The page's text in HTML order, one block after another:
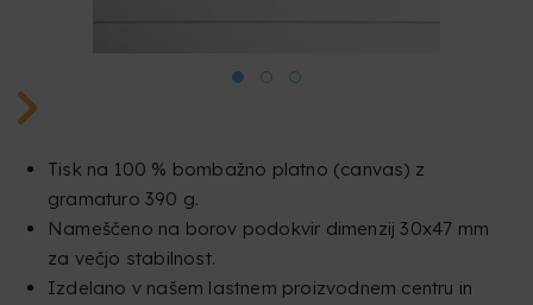
Tisk na 100 % bombažno platno (canvas) z
gramaturo 390 g.
Nameščeno na borov podokvir dimenzij 30x47 mm
za večjo stabilnost.
Izdelano v našem lastnem proizvodnem centru in